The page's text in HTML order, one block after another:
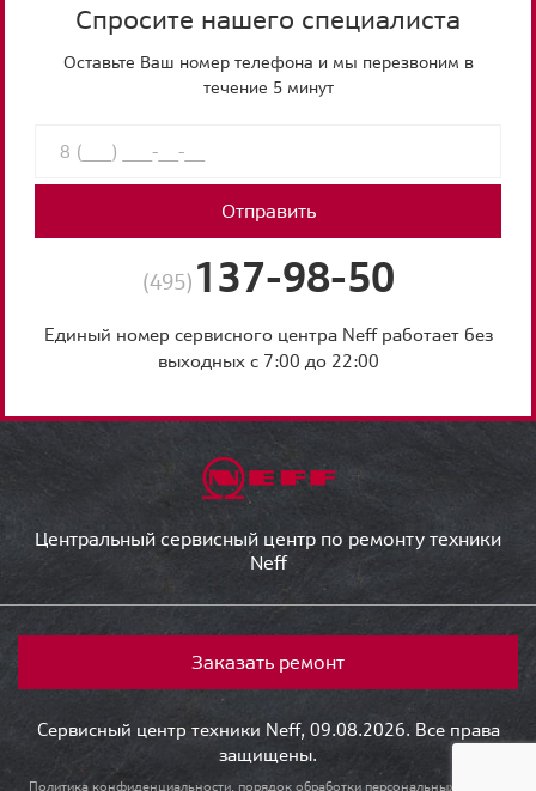
Спросите нашего специалиста
Оставьте Ваш номер телефона и мы перезвоним в
течение 5 минут
Отправить
(495) 137-98-50
Единый номер сервисного центра Neff работает без
выходных с 7:00 до 22:00
Центральный сервисный центр по ремонту техники
Neff
Заказать ремонт
Сервисный центр техники Neff, 09.08.2026. Все права
защищены.
Политика конфиденциальности, порядок обработки персональных данных